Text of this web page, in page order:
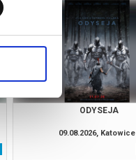
ODYSEJA
09.08.2026, Katowice